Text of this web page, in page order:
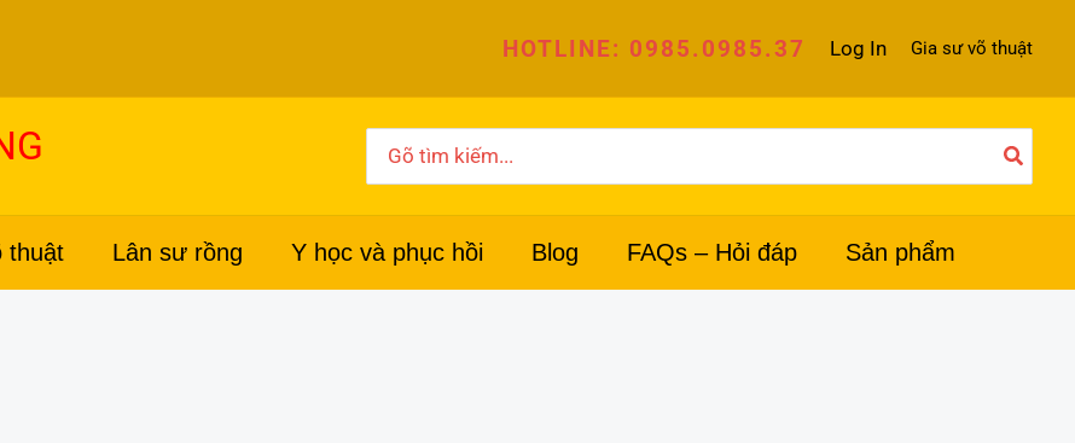
HOTLINE: 0985.0985.37 Log In Gia sư võ thuật
for:
thuật Lân sư rồng Y học và phục hồi Blog FAQs – Hỏi đáp Sản phẩm